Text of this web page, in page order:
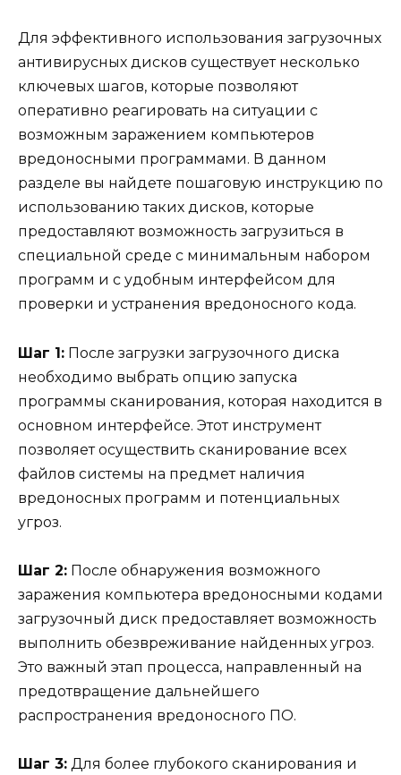
Для эффективного использования загрузочных
антивирусных дисков существует несколько
ключевых шагов, которые позволяют
оперативно реагировать на ситуации с
возможным заражением компьютеров
вредоносными программами. В данном
разделе вы найдете пошаговую инструкцию по
использованию таких дисков, которые
предоставляют возможность загрузиться в
специальной среде с минимальным набором
программ и с удобным интерфейсом для
проверки и устранения вредоносного кода.
Шаг 1: После загрузки загрузочного диска
необходимо выбрать опцию запуска
программы сканирования, которая находится в
основном интерфейсе. Этот инструмент
позволяет осуществить сканирование всех
файлов системы на предмет наличия
вредоносных программ и потенциальных
угроз.
Шаг 2: После обнаружения возможного
заражения компьютера вредоносными кодами
загрузочный диск предоставляет возможность
выполнить обезвреживание найденных угроз.
Это важный этап процесса, направленный на
предотвращение дальнейшего
распространения вредоносного ПО.
Шаг 3: Для более глубокого сканирования и